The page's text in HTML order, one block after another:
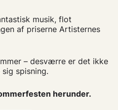
musik, flot
af priserne Artisternes
– desværre er det ikke
spisning.
herunder.